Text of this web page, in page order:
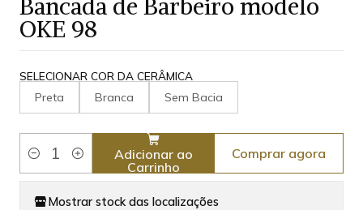
Bancada de Barbeiro modelo
OKE 98
SELECIONAR COR DA CERÂMICA
Preta Branca Sem Bacia
Quantidade
Adicionar ao
Carrinho
Comprar agora
Mostrar stock das localizações